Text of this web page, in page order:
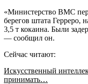
«Министерство ВМС
берегов штата Герреро,
3,5 т кокаина. Были
— сообщил он.
Сейчас читают:
Искусственный
принимать…